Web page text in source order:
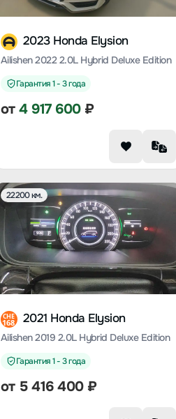
2023 Honda Elysion
Ailishen 2022 2.0L Hybrid Deluxe Edition
Гарантия 1 - 3 года
от4 917 600₽
22200 км.
CHE
168 2021 Honda Elysion
Ailishen 2019 2.0L Hybrid Deluxe Edition
Гарантия 1 - 3 года
от 5 416 400₽